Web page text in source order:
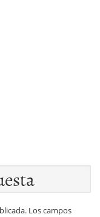
Los campos